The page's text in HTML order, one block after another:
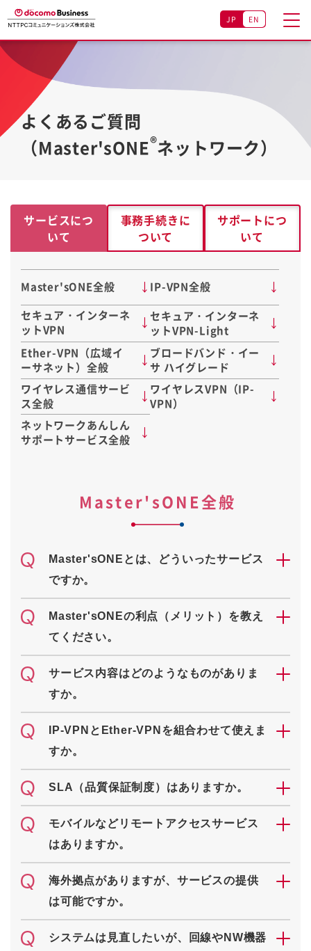
JP EN
よくあるご質問
（Master'sONE®ネットワーク）
サービスにつ
いて
事務手続きに
ついて
サポートにつ
いて
Master'sONE全般
IP-VPN全般
セキュア・インターネ
ットVPN
セキュア・インターネ
ットVPN-Light
Ether-VPN（広域イ
ーサネット）全般
ブロードバンド・イー
サ ハイグレード
ワイヤレス通信サービ
ス全般
ワイヤレスVPN（IP-
VPN）
ネットワークあんしん
サポートサービス全般
Master'sONE全般
Master'sONEとは、どういったサービス
ですか。
Master'sONEの利点（メリット）を教え
てください。
サービス内容はどのようなものがありま
すか。
IP-VPNとEther-VPNを組合わせて使えま
すか。
SLA（品質保証制度）はありますか。
モバイルなどリモートアクセスサービス
はありますか。
海外拠点がありますが、サービスの提供
は可能ですか。
システムは見直したいが、回線やNW機器